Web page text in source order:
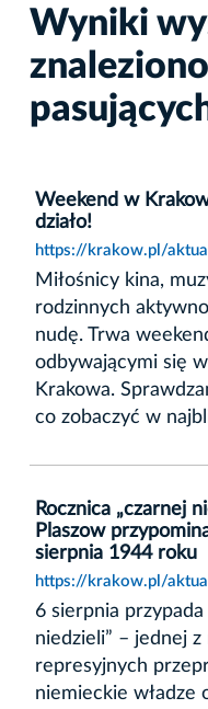
Wyniki
Weekend w
działo!
https://krakow.pl/
Miłośnicy kina,
rodzinnych
nudę. Trwa
odbywającymi się
Krakowa.
co zobaczyć w
Rocznica „czarnej
Plaszow
sierpnia 1944 roku
https://krakow.pl/
6 sierpnia
niedzieli” – jednej
represyjnych
niemieckie władze